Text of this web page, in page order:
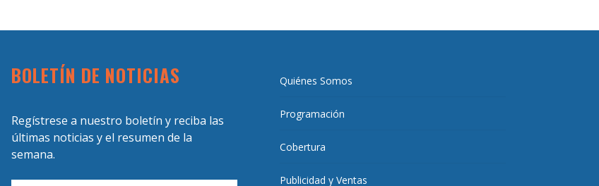
BOLETÍN DE NOTICIAS
Regístrese a nuestro boletín y reciba las
últimas noticias y el resumen de la
semana.
Quiénes Somos
Programación
Cobertura
Publicidad y Ventas